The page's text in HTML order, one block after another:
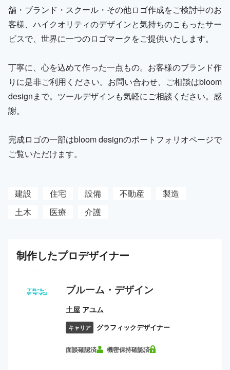
舗・ブランド・スクール・その他ロゴ作成をご検討中のお
客様、ハイクオリティのデザインと気持ちのこもったサー
ビスで、世界に一つのロゴマークをご提供いたします。
丁寧に、心を込めて作った一点もの。お客様のブランド作
りに是非ご利用ください。お問い合わせ、ご相談はbloom
designまで。ツールデザインも気軽にご相談ください。感
謝。
完成ロゴの一部はbloom designのポートフォリオページで
ご覧いただけます。
建設 住宅 設備 不動産
製造
土木
医療 介護
制作したプロデザイナー
ブルーム・デザイン
土屋 アユム
キャリア グラフィックデザイナー
面談確認済 機密保持確認済